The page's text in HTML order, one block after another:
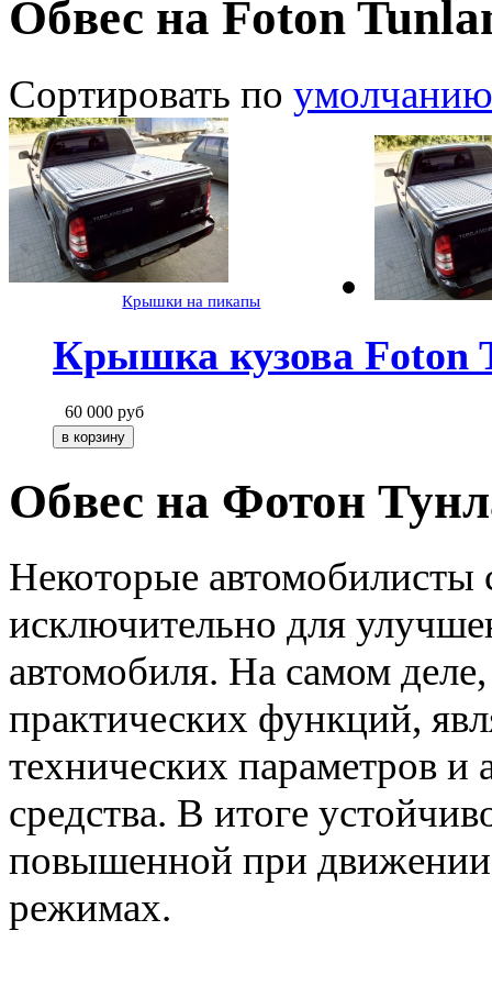
Обвес на Foton
Сортировать по умолчанию
Крышки на пикапы
Крышка кузова Foton
60 000 руб
Обвес на Фотон
Некоторые
исключительно для
автомобиля. На самом
практических функций,
технических параметров и
средства. В итоге
повышенной при
режимах.